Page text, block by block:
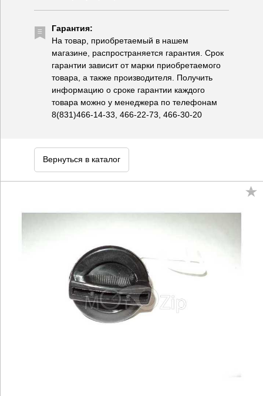
Гарантия:
На товар, приобретаемый в нашем
магазине, распространяется гарантия. Срок
гарантии зависит от марки приобретаемого
товара, а также производителя. Получить
информацию о сроке гарантии каждого
товара можно у менеджера по телефонам
8(831)466-14-33, 466-22-73, 466-30-20
Вернуться в каталог